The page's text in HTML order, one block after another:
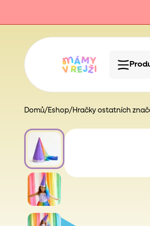
Domů/ Eshop/ Hračky ostatních